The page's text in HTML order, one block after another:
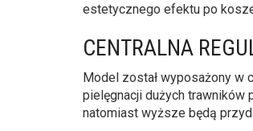
estetycznego efektu po
CENTRALNA
Model został wyposażony w
pielęgnacji dużych
natomiast wyższe będą